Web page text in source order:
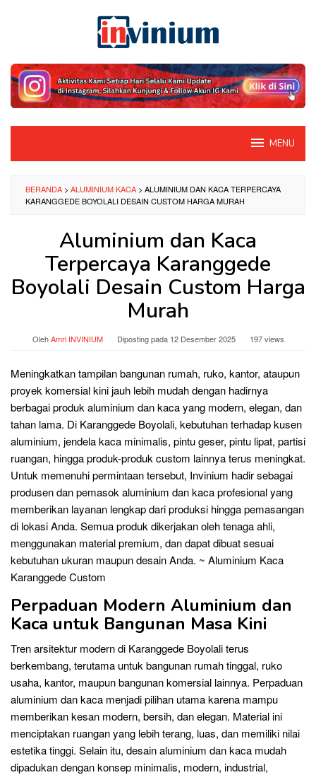
MENU
BERANDA > ALUMINIUM KACA > ALUMINIUM DAN KACA TERPERCAYA
KARANGGEDE BOYOLALI DESAIN CUSTOM HARGA MURAH
Aluminium dan Kaca
Terpercaya Karanggede
Boyolali Desain Custom Harga
Murah
OlehAmri INVINIUM Diposting pada 12 Desember 2025 197 views
Meningkatkan tampilan bangunan rumah, ruko, kantor, ataupun
proyek komersial kini jauh lebih mudah dengan hadirnya
berbagai produk aluminium dan kaca yang modern, elegan, dan
tahan lama. Di Karanggede Boyolali, kebutuhan terhadap kusen
aluminium, jendela kaca minimalis, pintu geser, pintu lipat, partisi
ruangan, hingga produk-produk custom lainnya terus meningkat.
Untuk memenuhi permintaan tersebut, Invinium hadir sebagai
produsen dan pemasok aluminium dan kaca profesional yang
memberikan layanan lengkap dari produksi hingga pemasangan
di lokasi Anda. Semua produk dikerjakan oleh tenaga ahli,
menggunakan material premium, dan dapat dibuat sesuai
kebutuhan ukuran maupun desain Anda. ~ Aluminium Kaca
Karanggede Custom
Perpaduan Modern Aluminium dan
Kaca untuk Bangunan Masa Kini
Tren arsitektur modern di Karanggede Boyolali terus
berkembang, terutama untuk bangunan rumah tinggal, ruko
usaha, kantor, maupun bangunan komersial lainnya. Perpaduan
aluminium dan kaca menjadi pilihan utama karena mampu
memberikan kesan modern, bersih, dan elegan. Material ini
menciptakan ruangan yang lebih terang, luas, dan memiliki nilai
estetika tinggi. Selain itu, desain aluminium dan kaca mudah
dipadukan dengan konsep minimalis, modern, industrial,